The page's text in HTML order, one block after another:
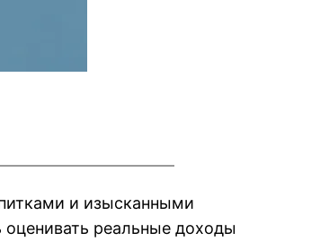
и изысканными
реальные доходы